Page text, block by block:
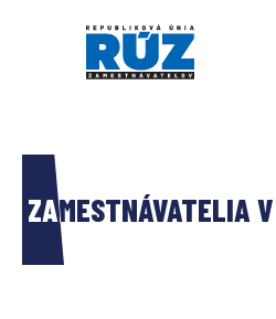
ZAMESTNÁVATELIA